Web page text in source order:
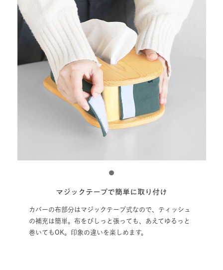
マジックテープで簡単に取り付け
カバーの布部分はマジックテープ式なので、ティッシュ
の補充は簡単。布をびしっと張っても、あえてゆるっと
巻いてもOK。印象の違いを楽しめます。
1